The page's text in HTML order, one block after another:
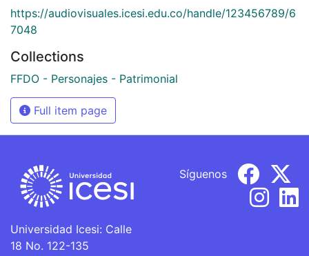
https://audiovisuales.icesi.edu.co/handle/123456789/6
7048
Collections
FFDO - Personajes - Patrimonial
Full item page
Universidad Icesi: Calle
18 No. 122-135
Síguenos